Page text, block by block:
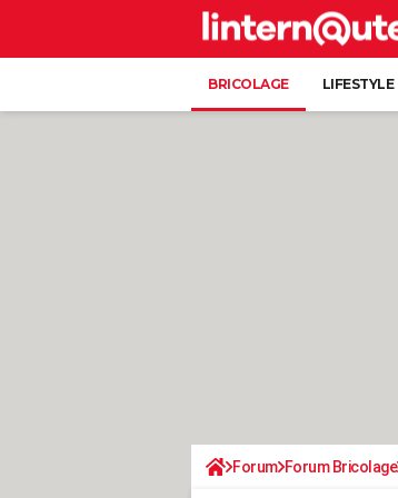
BRICOLAGE LIFESTYLE
Forum Forum Bricolage